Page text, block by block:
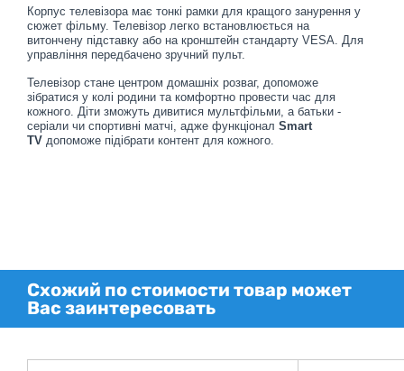
Корпус телевізора має тонкі рамки для кращого занурення у
сюжет фільму. Телевізор легко встановлюється на
витончену підставку або на кронштейн стандарту VESA. Для
управління передбачено зручний пульт.
Телевізор стане центром домашніх розваг, допоможе
зібратися у колі родини та комфортно провести час для
кожного. Діти зможуть дивитися мультфільми, а батьки -
серіали чи спортивні матчі, адже функціонал Smart
TV допоможе підібрати контент для кожного.
Схожий по стоимости товар может
Вас заинтересовать